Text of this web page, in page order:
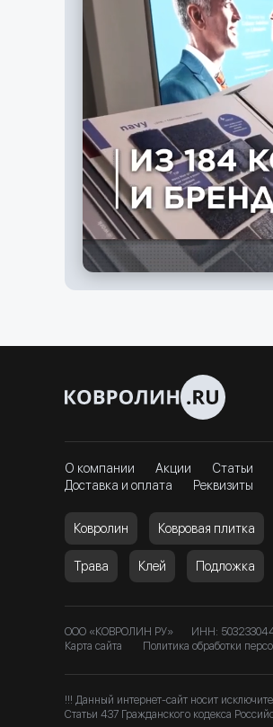
О компании Акции Статьи
Доставка и оплата
Реквизиты
Ковролин Ковровая плитка
Трава Клей Подложка
ООО «КОВРОЛИН РУ» ИНН:
Карта сайта
Политика обработки
!!! Данный интернет-сайт носит
Статьи 437 Гражданского кодекса